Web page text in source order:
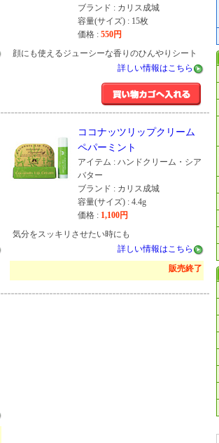
ブランド : カリス成城
容量(サイズ) : 15枚
価格 : 550円
顔にも使えるジューシーな香りのひんやりシート
詳しい情報はこちら
ココナッツリップクリーム
ペパーミント
アイテム : ハンドクリーム・シア
バター
ブランド : カリス成城
容量(サイズ) : 4.4g
価格 : 1,100円
気分をスッキリさせたい時にも
詳しい情報はこちら
販売終了